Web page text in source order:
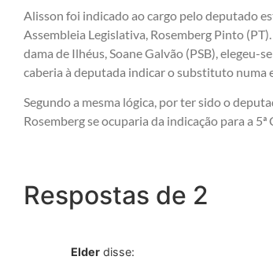
Alisson foi indicado ao cargo pelo deputado
Assembleia Legislativa, Rosemberg Pinto
dama de Ilhéus, Soane Galvão (PSB),
caberia à deputada indicar o substituto numa
Segundo a mesma lógica, por ter sido o
Rosemberg se ocuparia da indicação para a
Respostas de 2
Elder disse: